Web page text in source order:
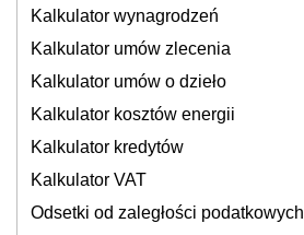
Kalkulator wynagrodzeń
Kalkulator umów zlecenia
Kalkulator umów o dzieło
Kalkulator kosztów energii
Kalkulator kredytów
Kalkulator VAT
Odsetki od zaległości podatkowych